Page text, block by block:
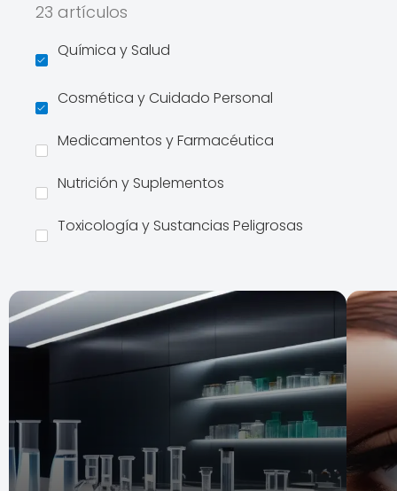
23 artículos
Química y Salud
Cosmética y Cuidado Personal
Medicamentos y Farmacéutica
Nutrición y Suplementos
Toxicología y Sustancias Peligrosas